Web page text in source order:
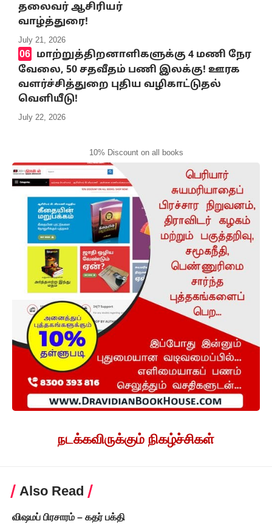
தலைவர் ஆசிரியர்
வாழ்த்துரை!
July 21, 2026
மாற்றுத்திறனாளிகளுக்கு 4 மணி நேர
வேலை, 50 சதவீதம் பணி இலக்கு! ஊரக
வளர்ச்சித்துறை புதிய வழிகாட்டுதல்
வெளியீடு!
July 22, 2026
10% Discount on all books
நடக்கவிருக்கும் நிகழ்ச்சிகள்
Also Read
விஷமப் பிரசாரம் – கதர் பக்தி